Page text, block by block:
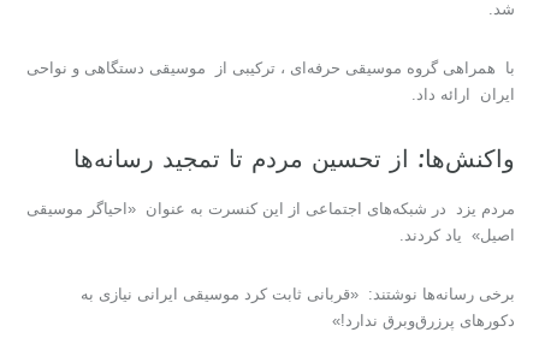
شد.
با همراهی گروه موسیقی حرفه‌ای ، ترکیبی از موسیقی دستگاهی و نواحی
ایران ارائه داد.
واکنش‌ها: از تحسین مردم تا تمجید رسانه‌ها
مردم یزد در شبکه‌های اجتماعی از این کنسرت به عنوان «احیاگر موسیقی
اصیل» یاد کردند.
برخی رسانه‌ها نوشتند: «قربانی ثابت کرد موسیقی ایرانی نیازی به
دکورهای پرزرق‌وبرق ندارد!»